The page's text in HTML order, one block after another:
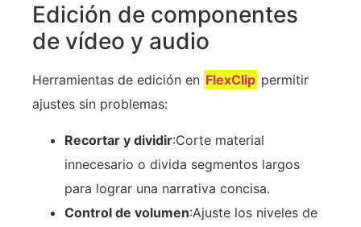
Edición de componentes
de vídeo y audio
Herramientas de edición en FlexClip permitir
ajustes sin problemas:
Recortar y dividir:Corte material
innecesario o divida segmentos largos
para lograr una narrativa concisa.
Control de volumen:Ajuste los niveles de